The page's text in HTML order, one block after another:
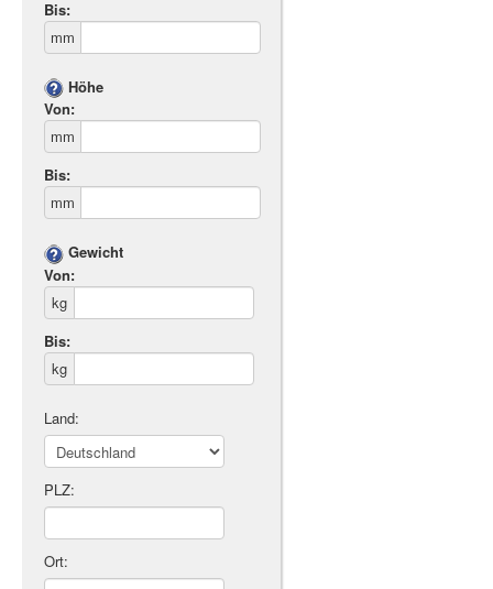
Bis:
mm
Höhe
Von:
mm
Bis:
mm
Gewicht
Von:
kg
Bis:
kg
Land:
PLZ:
Ort: